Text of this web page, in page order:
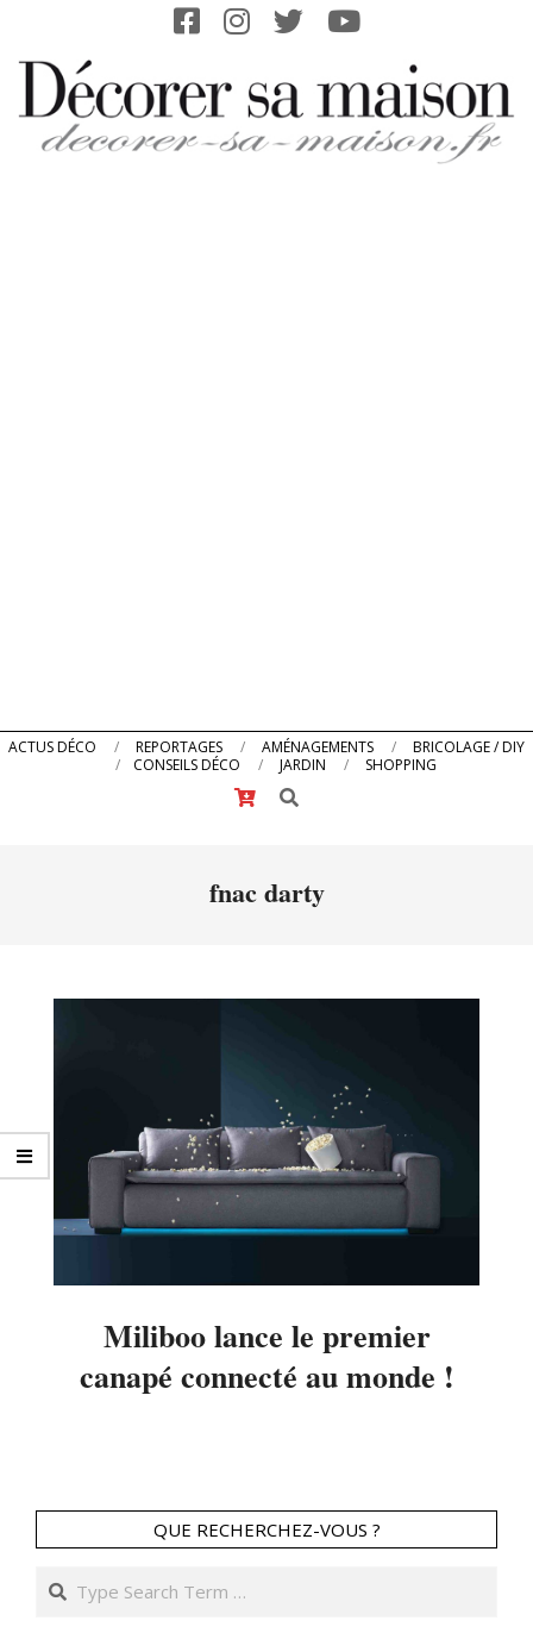
content
Primary
ACTUS DÉCO REPORTAGES AMÉNAGEMENTS
BRICOLAGE / DIY
CONSEILS DÉCO
JARDIN
SHOPPING
Search
fnac darty
Miliboo lance le premier
canapé connecté au monde !
QUE RECHERCHEZ-VOUS ?
Search